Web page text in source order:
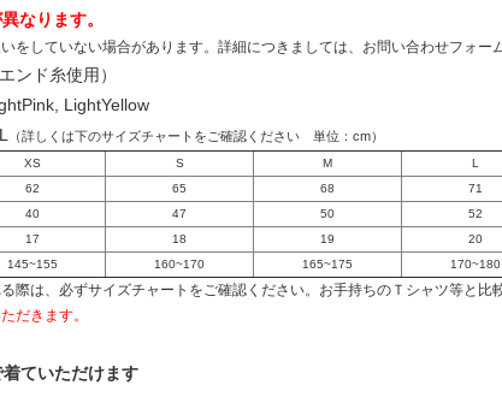
なります。
をしていない場合があります。詳細につきましては、お問い合わせフォー
ンド糸使用）
LightYellow
（詳しくは下のサイズチャートをご確認ください 単位：cm）
XS S M L
62 65 68 71
40 47 50 52
17 18 19 20
145~155 160~170 165~175 170~180
際は、必ずサイズチャートをご確認ください。お手持ちのＴシャツ等と比
だきます。
ていただけます